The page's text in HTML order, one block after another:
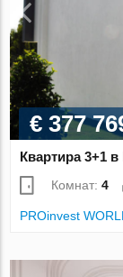
€ 377
Квартира 3+1
Комнат:4
PROinvest